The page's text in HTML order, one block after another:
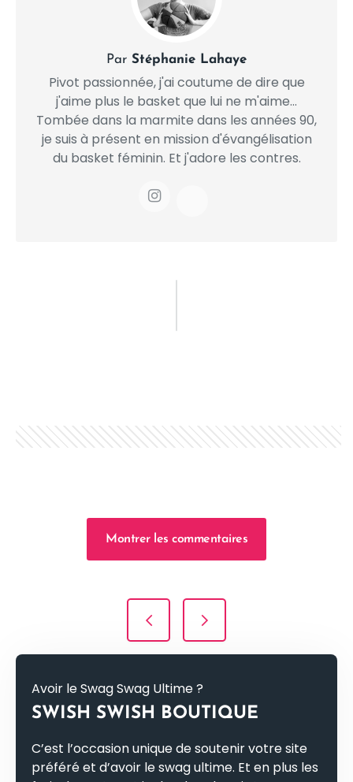
Par Stéphanie Lahaye
Pivot passionnée, j'ai coutume de dire que
j'aime plus le basket que lui ne m'aime...
Tombée dans la marmite dans les années 90,
je suis à présent en mission d'évangélisation
du basket féminin. Et j'adore les contres.
Montrer les commentaires
Navigation de l’article
Avoir le Swag Swag Ultime ?
SWISH SWISH BOUTIQUE
C’est l’occasion unique de soutenir votre site
préféré et d’avoir le swag ultime. Et en plus les